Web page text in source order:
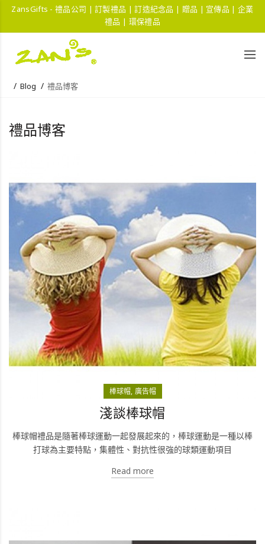
ZansGifts - 禮品公司 | 訂製禮品 | 訂造紀念品 | 贈品 | 宣傳品 | 企業
禮品 | 環保禮品
Blog 禮品博客
禮品博客
棒球帽 廣告帽
淺談棒球帽
棒球帽禮品是隨著棒球運動一起發展起來的，棒球運動是一種以棒
打球為主要特點，集體性、對抗性很強的球類運動項目
Read more